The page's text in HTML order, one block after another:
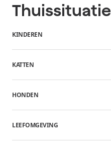
Thuissituatie
KINDEREN
KATTEN
HONDEN
LEEFOMGEVING